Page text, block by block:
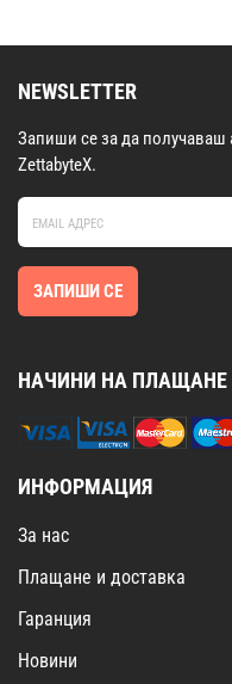
NEWSLETTER
Запиши се за да получаваш
ZettabyteX.
ЗАПИШИ СЕ
НАЧИНИ НА ПЛАЩАНЕ
ИНФОРМАЦИЯ
За нас
Плащане и доставка
Гаранция
Новини